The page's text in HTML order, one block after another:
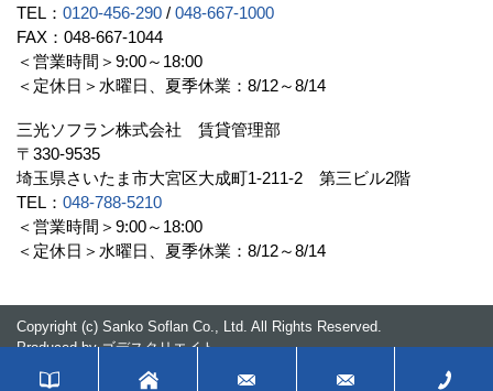
TEL： 0120-456-290 / 048-667-1000
FAX：048-667-1044
＜営業時間＞9:00～18:00
＜定休日＞水曜日、夏季休業：8/12～8/14
三光ソフラン株式会社 賃貸管理部
〒330-9535
埼玉県さいたま市大宮区大成町1-211-2 第三ビル2階
TEL： 048-788-5210
＜営業時間＞9:00～18:00
＜定休日＞水曜日、夏季休業：8/12～8/14
Copyright (c) Sanko Soflan Co., Ltd. All Rights Reserved.
Produced byゴデスクリエイト